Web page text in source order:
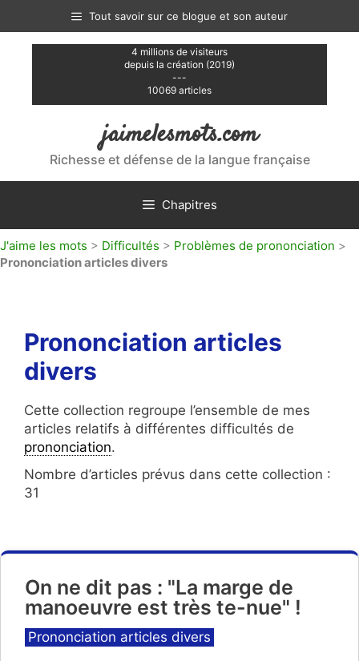
contenu
Tout savoir sur ce blogue et son auteur
4 millions de visiteurs
depuis la création (2019)
---
10069 articles
jaimelesmots.com
Richesse et défense de la langue française
Chapitres
J'aime les mots > Difficultés > Problèmes de prononciation >
Prononciation articles divers
Prononciation articles
divers
Cette collection regroupe l’ensemble de mes
articles relatifs à différentes difficultés de
prononciation.
Nombre d’articles prévus dans cette collection :
31
On ne dit pas : "La marge de
manoeuvre est très te-nue" !
Catégories
Prononciation articles divers